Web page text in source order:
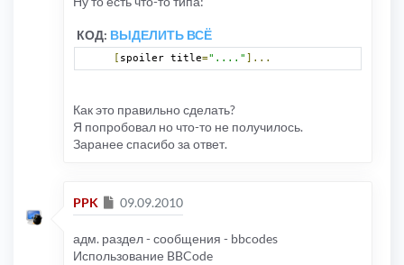
КОД: ВЫДЕЛИТЬ ВСЁ
spoiler title="...." ]...
Как это правильно сделать?
Я попробовал но что-то не получилось.
Заранее спасибо за ответ.
PPK Сообщение
09.09.2010
адм. раздел - сообщения - bbcodes
Использование BBCode